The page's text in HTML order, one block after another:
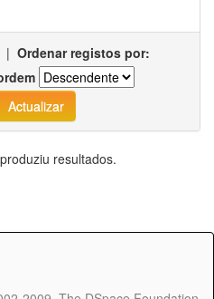
| Ordenar registos por:
resultados.